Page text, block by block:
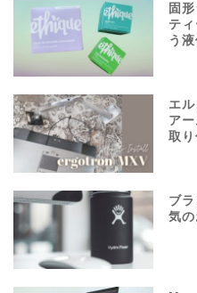
固
テ
う
エ
ア
取り
ブ
気